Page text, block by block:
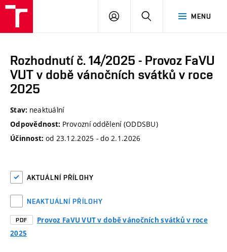
MENU
PŘIHLÁSIT
Rozhodnutí č. 14/2025 - Provoz FaVU
VUT v době vánočních svátků v roce
2025
Stav: neaktuální
Odpovědnost: Provozní oddělení (ODDSBU)
Účinnost: od 23.12.2025 - do 2.1.2026
AKTUÁLNÍ PŘÍLOHY
NEAKTUÁLNÍ PŘÍLOHY
PDF
Provoz FaVU VUT v době vánočních svátků v roce
2025